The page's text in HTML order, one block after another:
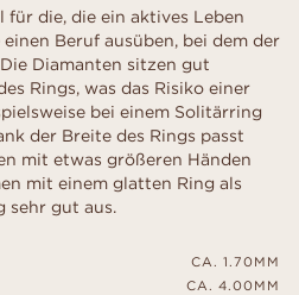
die, die ein aktives Leben
Beruf ausüben, bei dem der
Diamanten sitzen gut
Rings, was das Risiko einer
bei einem Solitärring
der Breite des Rings passt
mit etwas größeren Händen
mit einem glatten Ring als
sehr gut aus.
CA. 1.70MM
CA. 4.00MM